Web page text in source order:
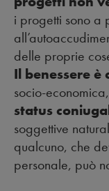
i progetti sono a
delle proprie
Il benessere
socio-
status
soggettive
qualcuno, che
personale, può